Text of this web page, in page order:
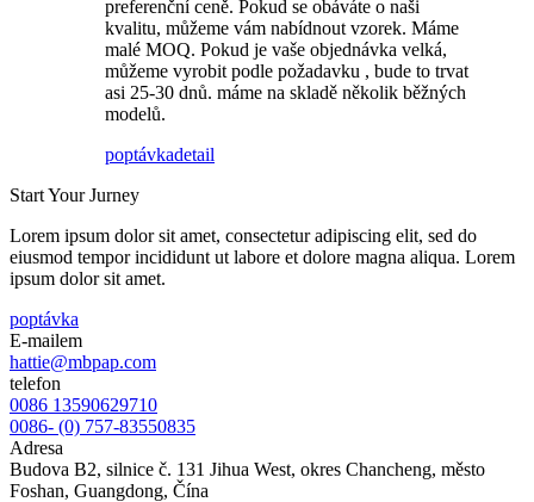
preferenční ceně. Pokud se obáváte o naši
kvalitu, můžeme vám nabídnout vzorek. Máme
malé MOQ. Pokud je vaše objednávka velká,
můžeme vyrobit podle požadavku , bude to trvat
asi 25-30 dnů. máme na skladě několik běžných
modelů.
poptávkadetail
Start Your Jurney
Lorem ipsum dolor sit amet, consectetur adipiscing elit, sed do
eiusmod tempor incididunt ut labore et dolore magna aliqua. Lorem
ipsum dolor sit amet.
poptávka
E-mailem
hattie@mbpap.com
telefon
0086 13590629710
0086- (0) 757-83550835
Adresa
Budova B2, silnice č. 131 Jihua West, okres Chancheng, město
Foshan, Guangdong, Čína